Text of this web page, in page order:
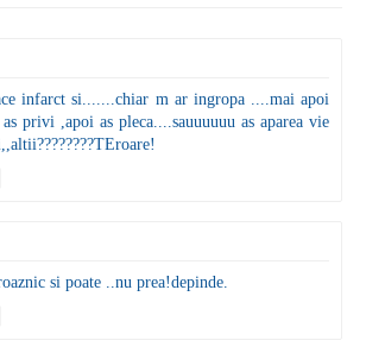
infarct si.......chiar m ar ingropa ....mai apoi
as privi ,apoi as pleca....sauuuuuu as aparea vie
si poate ..nu prea!depinde.